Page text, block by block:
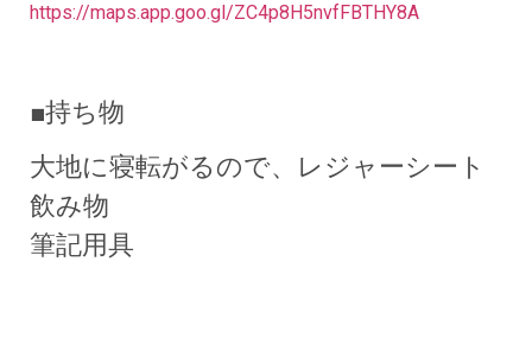
https://maps.app.goo.gl/ZC4p8H5nvfFBTHY8A
■持ち物
大地に寝転がるので、レジャーシート
飲み物
筆記用具